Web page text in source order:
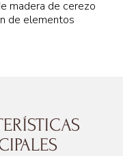
madera de cerezo
de elementos